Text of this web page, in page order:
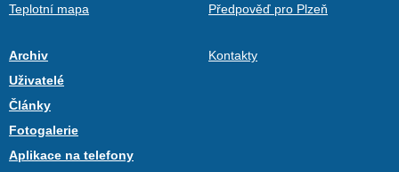
Teplotní mapa
Předpověď pro Plzeň
Archiv
Uživatelé
Články
Fotogalerie
Aplikace na telefony
Kontakty